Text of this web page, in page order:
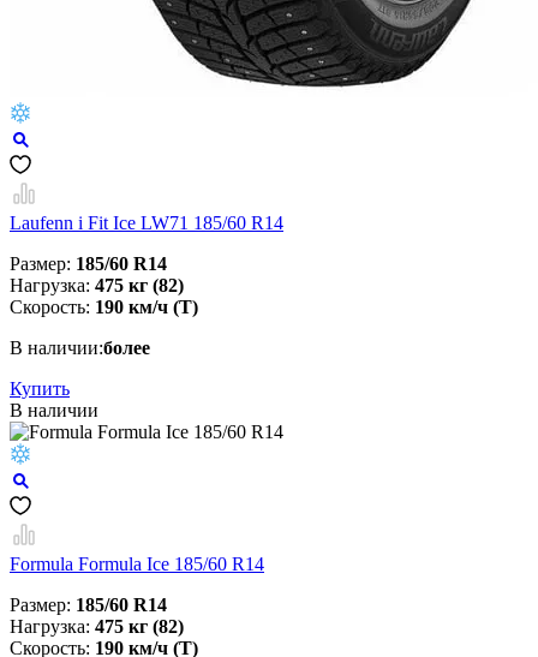
Laufenn i Fit Ice LW71 185/60 R14
Размер: 185/60 R14
Нагрузка: 475 кг (82)
Скорость: 190 км/ч (T)
В наличии:более
Купить
В наличии
Formula Formula Ice 185/60 R14
Размер: 185/60 R14
Нагрузка: 475 кг (82)
Скорость: 190 км/ч (T)